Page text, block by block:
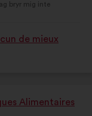
bryr mig inte
de mieux
Alimentaires